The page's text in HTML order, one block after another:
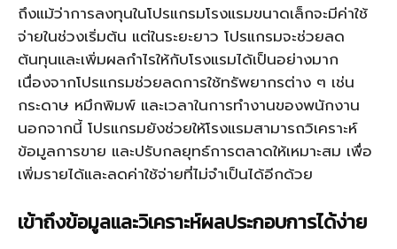
ถึงแม้ว่าการลงทุนในโปรแกรมโรงแรมขนาดเล็กจะมีค่าใช้
จ่ายในช่วงเริ่มต้น แต่ในระยะยาว โปรแกรมจะช่วยลด
ต้นทุนและเพิ่มผลกำไรให้กับโรงแรมได้เป็นอย่างมาก
เนื่องจากโปรแกรมช่วยลดการใช้ทรัพยากรต่าง ๆ เช่น
กระดาษ หมึกพิมพ์ และเวลาในการทำงานของพนักงาน
นอกจากนี้ โปรแกรมยังช่วยให้โรงแรมสามารถวิเคราะห์
ข้อมูลการขาย และปรับกลยุทธ์การตลาดให้เหมาะสม เพื่อ
เพิ่มรายได้และลดค่าใช้จ่ายที่ไม่จำเป็นได้อีกด้วย
เข้าถึงข้อมูลและวิเคราะห์ผลประกอบการได้ง่าย